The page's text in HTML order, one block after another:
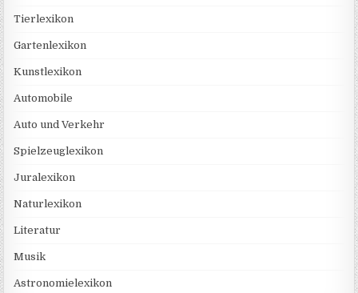
Tierlexikon
Gartenlexikon
Kunstlexikon
Automobile
Auto und Verkehr
Spielzeuglexikon
Juralexikon
Naturlexikon
Literatur
Musik
Astronomielexikon